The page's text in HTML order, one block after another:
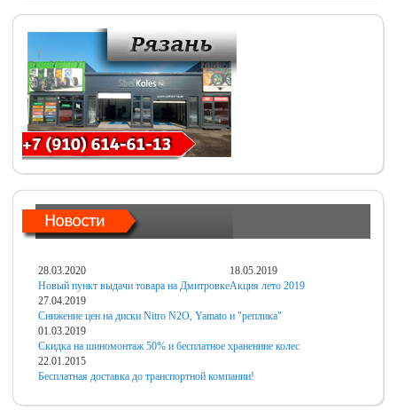
28.03.2020
Новый пункт выдачи товара на Дмитровке
18.05.2019
Акция лето 2019
27.04.2019
Снижение цен на диски Nitro N2O, Yamato и "реплика"
01.03.2019
Скидка на шиномонтаж 50% и бесплатное хранениие колес
22.01.2015
Бесплатная доставка до транспортной компании!